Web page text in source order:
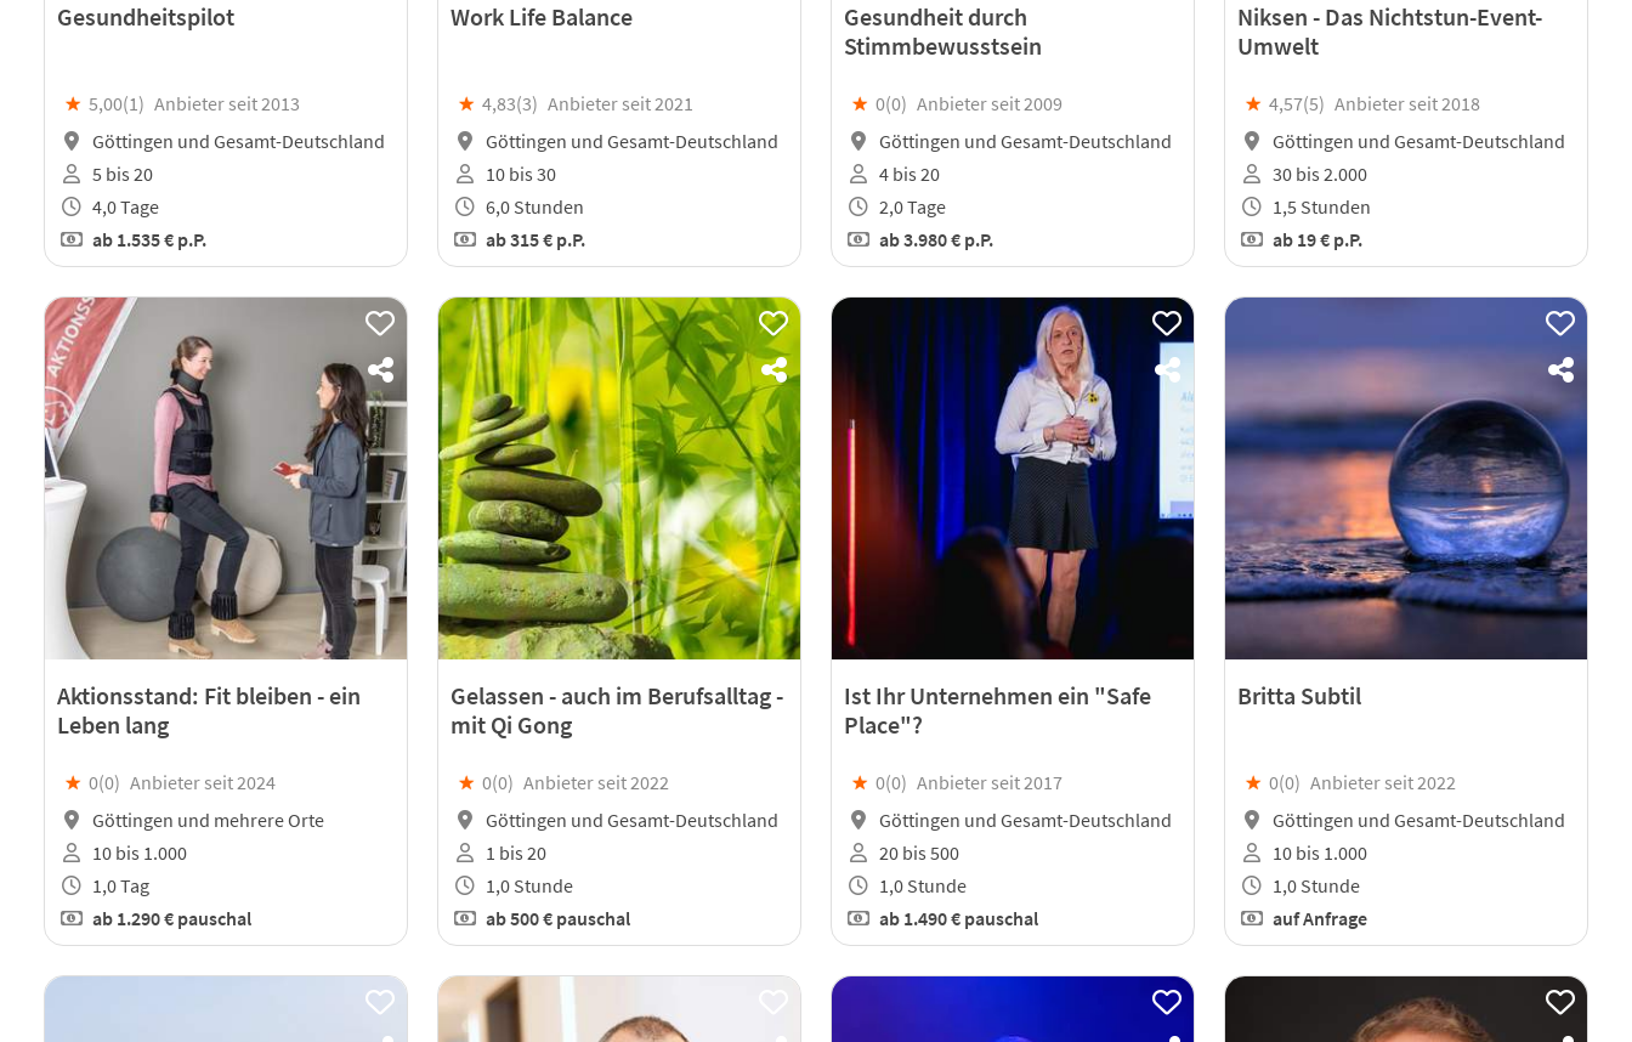
Gesundheitspilot
★ 5,00(1 ) Anbieter seit 2013
Göttingen und Gesamt-Deutschland
5 bis 20
4,0 Tage
ab 1.535 € p.P.
Work Life Balance
★ 4,83(3) Anbieter seit 2021
Göttingen und Gesamt-Deutschland
10 bis 30
6,0 Stunden
ab315 € p.P.
Gesundheit durch
Stimmbewusstsein
★ 0(0) Anbieter seit 2009
Göttingen und Gesamt-Deutschland
4 bis 20
2,0 Tage
ab3.980 € p.P.
Niksen - Das Nichtstun-Event-
Umwelt
★ 4,57(5) Anbieter seit 2018
Göttingen und Gesamt-Deutschland
30 bis 2.000
1,5 Stunden
ab 19 € p.P.
Aktionsstand: Fit bleiben - ein
Leben lang
★ 0(0) Anbieter seit 2024
Göttingen und mehrere Orte
10 bis 1.000
1,0 Tag
ab 1.290 € pauschal
Gelassen - auch im Berufsalltag -
mit Qi Gong
★ 0(0) Anbieter seit 2022
Göttingen und Gesamt-Deutschland
1 bis 20
1,0 Stunde
ab500 € pauschal
Ist Ihr Unternehmen ein "Safe
Place"?
★ 0(0) Anbieter seit 2017
Göttingen und Gesamt-Deutschland
20 bis 500
1,0 Stunde
ab 1.490 € pauschal
Britta Subtil
★ 0(0) Anbieter seit 2022
Göttingen und Gesamt-Deutschland
10 bis 1.000
1,0 Stunde
auf Anfrage